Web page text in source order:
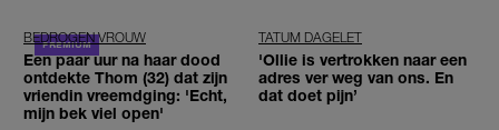
BEDROGEN VROUW
Een paar uur na haar dood
ontdekte Thom (32) dat zijn
vriendin vreemdging: 'Echt,
mijn bek viel open'
TATUM DAGELET
'Ollie is vertrokken naar een
adres ver weg van ons. En
dat doet pijn’